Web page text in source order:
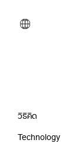
วิธีคิด
Technology